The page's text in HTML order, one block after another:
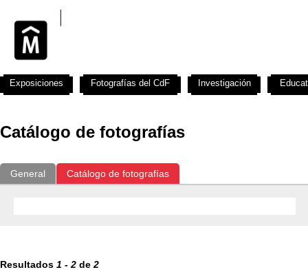
Catálogo de fotografías
General Catálogo de fotografías
Resultados 1 - 2 de 2
Exposiciones Fotografías del CdF Investigación